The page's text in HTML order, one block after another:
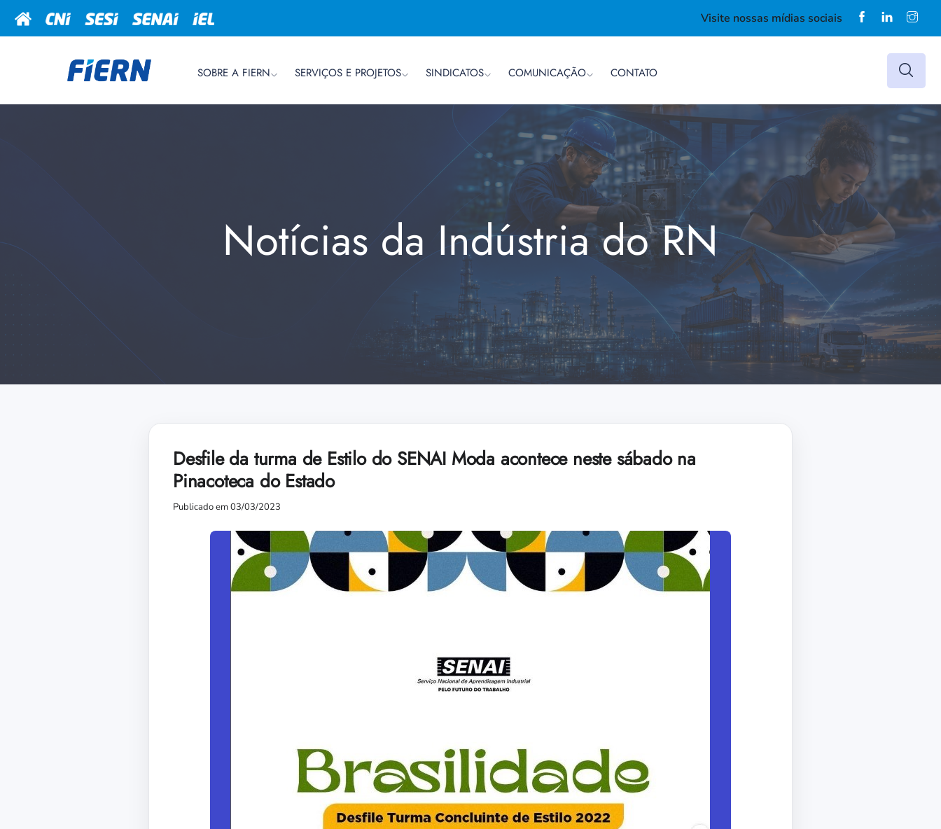
Visite nossas mídias sociais
SOBRE A FIERN SERVIÇOS E PROJETOS SINDICATOS COMUNICAÇÃO CONTATO
Notícias da Indústria do RN
Desfile da turma de Estilo do SENAI Moda acontece neste sábado na
Pinacoteca do Estado
Publicado em 03/03/2023